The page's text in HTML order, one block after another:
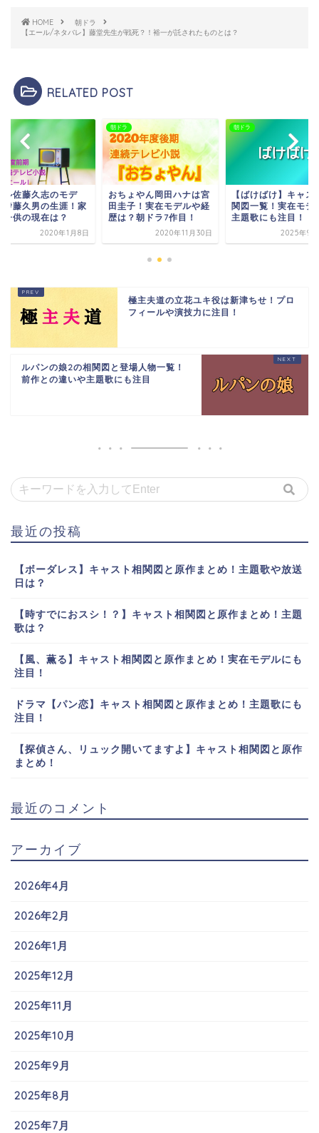
HOME
朝ドラ
【エール/ネタバレ】藤堂先生が戦死？！裕一が託されたものとは？
RELATED POST
ル佐藤久志のモデ
伊藤久男の生涯！家
子供の現在は？
2020年1月8日
朝ドラ
おちょやん岡田ハナは宮
田圭子！実在モデルや経
歴は？朝ドラ7作目！
2020年11月30日
朝ドラ
【ばけばけ】キャス
関図一覧！実在モデ
主題歌にも注目！
2025年9
極主夫道の立花ユキ役は新津ちせ！プロ
フィールや演技力に注目！
ルパンの娘2の相関図と登場人物一覧！
前作との違いや主題歌にも注目
最近の投稿
【ボーダレス】キャスト相関図と原作まとめ！主題歌や放送
日は？
【時すでにおスシ！？】キャスト相関図と原作まとめ！主題
歌は？
【風、薫る】キャスト相関図と原作まとめ！実在モデルにも
注目！
ドラマ【パン恋】キャスト相関図と原作まとめ！主題歌にも
注目！
【探偵さん、リュック開いてますよ】キャスト相関図と原作
まとめ！
最近のコメント
アーカイブ
2026年4月
2026年2月
2026年1月
2025年12月
2025年11月
2025年10月
2025年9月
2025年8月
2025年7月